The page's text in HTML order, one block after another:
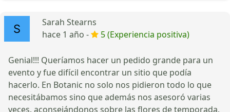
Sarah Stearns
hace 1 año -
5 (Experiencia positiva)
Genial!!! Queríamos hacer un pedido grande para un
evento y fue difícil encontrar un sitio que podía
hacerlo. En Botanic no solo nos pidieron todo lo que
necesitábamos sino que además nos asesoró varias
veces, aconsejándonos sobre las flores de temporada,